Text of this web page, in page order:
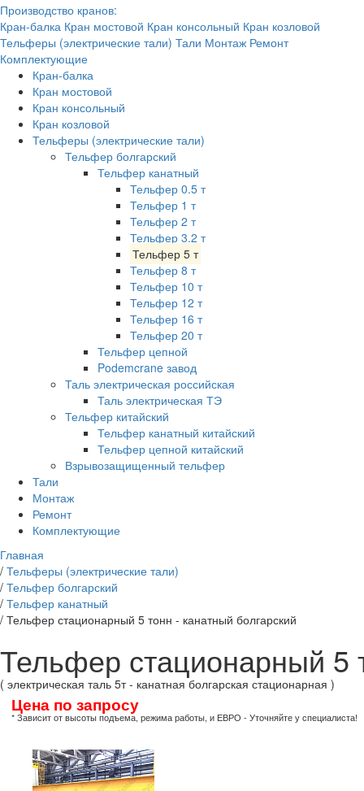
Производство кранов:
Кран-балка Кран мостовой Кран консольный Кран козловой
Тельферы (электрические тали) Тали Монтаж Ремонт
Комплектующие
Кран-балка
Кран мостовой
Кран консольный
Кран козловой
Тельферы (электрические тали)
Тельфер болгарский
Тельфер канатный
Тельфер 0.5 т
Тельфер 1 т
Тельфер 2 т
Тельфер 3.2 т
Тельфер 5 т
Тельфер 8 т
Тельфер 10 т
Тельфер 12 т
Тельфер 16 т
Тельфер 20 т
Тельфер цепной
Podemcrane завод
Таль электрическая российская
Таль электрическая ТЭ
Тельфер китайский
Тельфер канатный китайский
Тельфер цепной китайский
Взрывозащищенный тельфер
Тали
Монтаж
Ремонт
Комплектующие
Главная
/ Тельферы (электрические тали)
/ Тельфер болгарский
/ Тельфер канатный
/ Тельфер стационарный 5 тонн - канатный болгарский
Тельфер стационарный 5
( электрическая таль 5т - канатная болгарская стационарная )
Цена по запросу
* Зависит от высоты подъема, режима работы, и ЕВРО - Уточняйте у специалиста!